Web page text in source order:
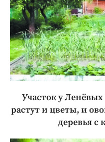
Участок у
растут и цветы, и
деревья с